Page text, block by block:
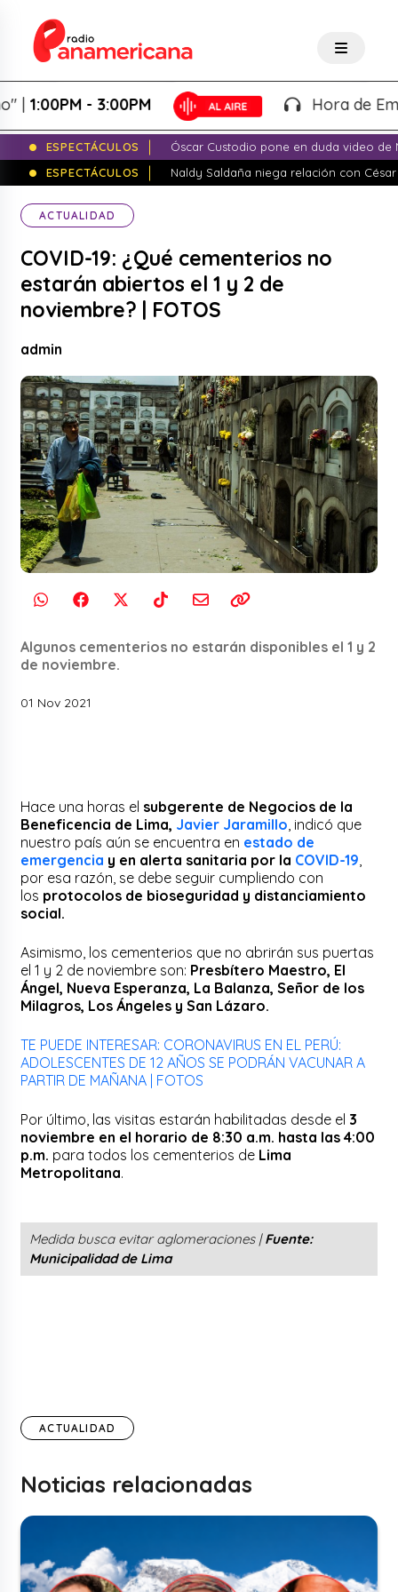
- 3:00PM Hora de
ESPECTÁCULOS
Óscar Custodio pone en duda video de
ESPECTÁCULOS
Naldy Saldaña niega relación con
ACTUALIDAD
COVID-19: ¿Qué cementerios no
estarán abiertos el 1 y 2 de
noviembre? | FOTOS
admin
Algunos cementerios no estarán disponibles el 1 y 2
de noviembre.
01 Nov 2021
Hace una horas el subgerente de Negocios de la
Beneficencia de Lima, Javier Jaramillo , indicó que
nuestro país aún se encuentra en estado de
emergencia y en alerta sanitaria por la COVID-19
por esa razón, se debe seguir cumpliendo con
los protocolos de bioseguridad y distanciamiento
social.
Asimismo, los cementerios que no abrirán sus puertas
el 1 y 2 de noviembre son: Presbítero Maestro, El
Ángel, Nueva Esperanza, La Balanza, Señor de los
Milagros, Los Ángeles y San Lázaro.
TE PUEDE INTERESAR: CORONAVIRUS EN EL PERÚ:
ADOLESCENTES DE 12 AÑOS SE PODRÁN VACUNAR A
PARTIR DE MAÑANA | FOTOS
Por último, las visitas estarán habilitadas desde el 3
noviembre en el horario de 8:30 a.m. hasta las 4:00
p.m. para todos los cementerios de Lima
Metropolitana.
Medida busca evitar aglomeraciones |Fuente:
Municipalidad de Lima
ACTUALIDAD
Noticias relacionadas